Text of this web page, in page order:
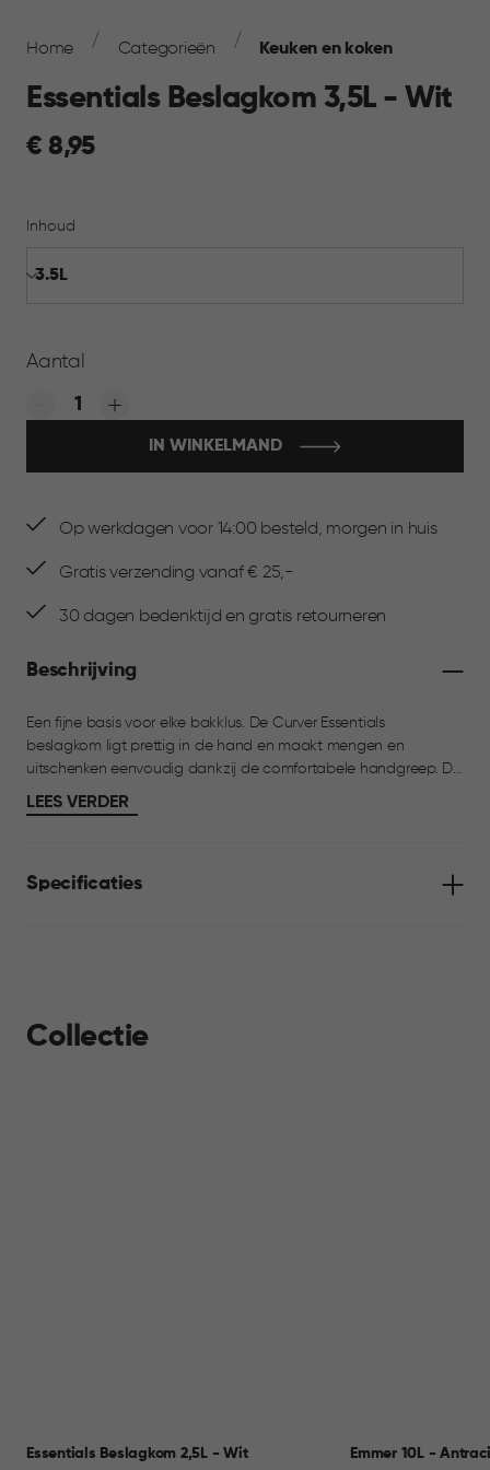
Navigation
Home Categorieën Keuken en koken
Essentials Beslagkom 3,5L - Wit
€
€ 8,95
Inhoud
Aantal
Quantity:
IN WINKELMAND
Op werkdagen voor 14:00 besteld, morgen in huis
Gratis verzending vanaf € 25,-
30 dagen bedenktijd en gratis retourneren
Beschrijving
Een fijne basis voor elke bakklus. De Curver Essentials
beslagkom ligt prettig in de hand en maakt mengen en
uitschenken eenvoudig dankzij de comfortabele handgreep. De
antislip noppen aan de onderkant zorgen voor extra stabiliteit
tijdens het mixen. De kunststof kom is makkelijk schoon te
uit dezelfde lijn.
LEES VERDER
Specificaties
Collectie
Essentials Beslagkom 2,5L - Wit Emmer 10L -